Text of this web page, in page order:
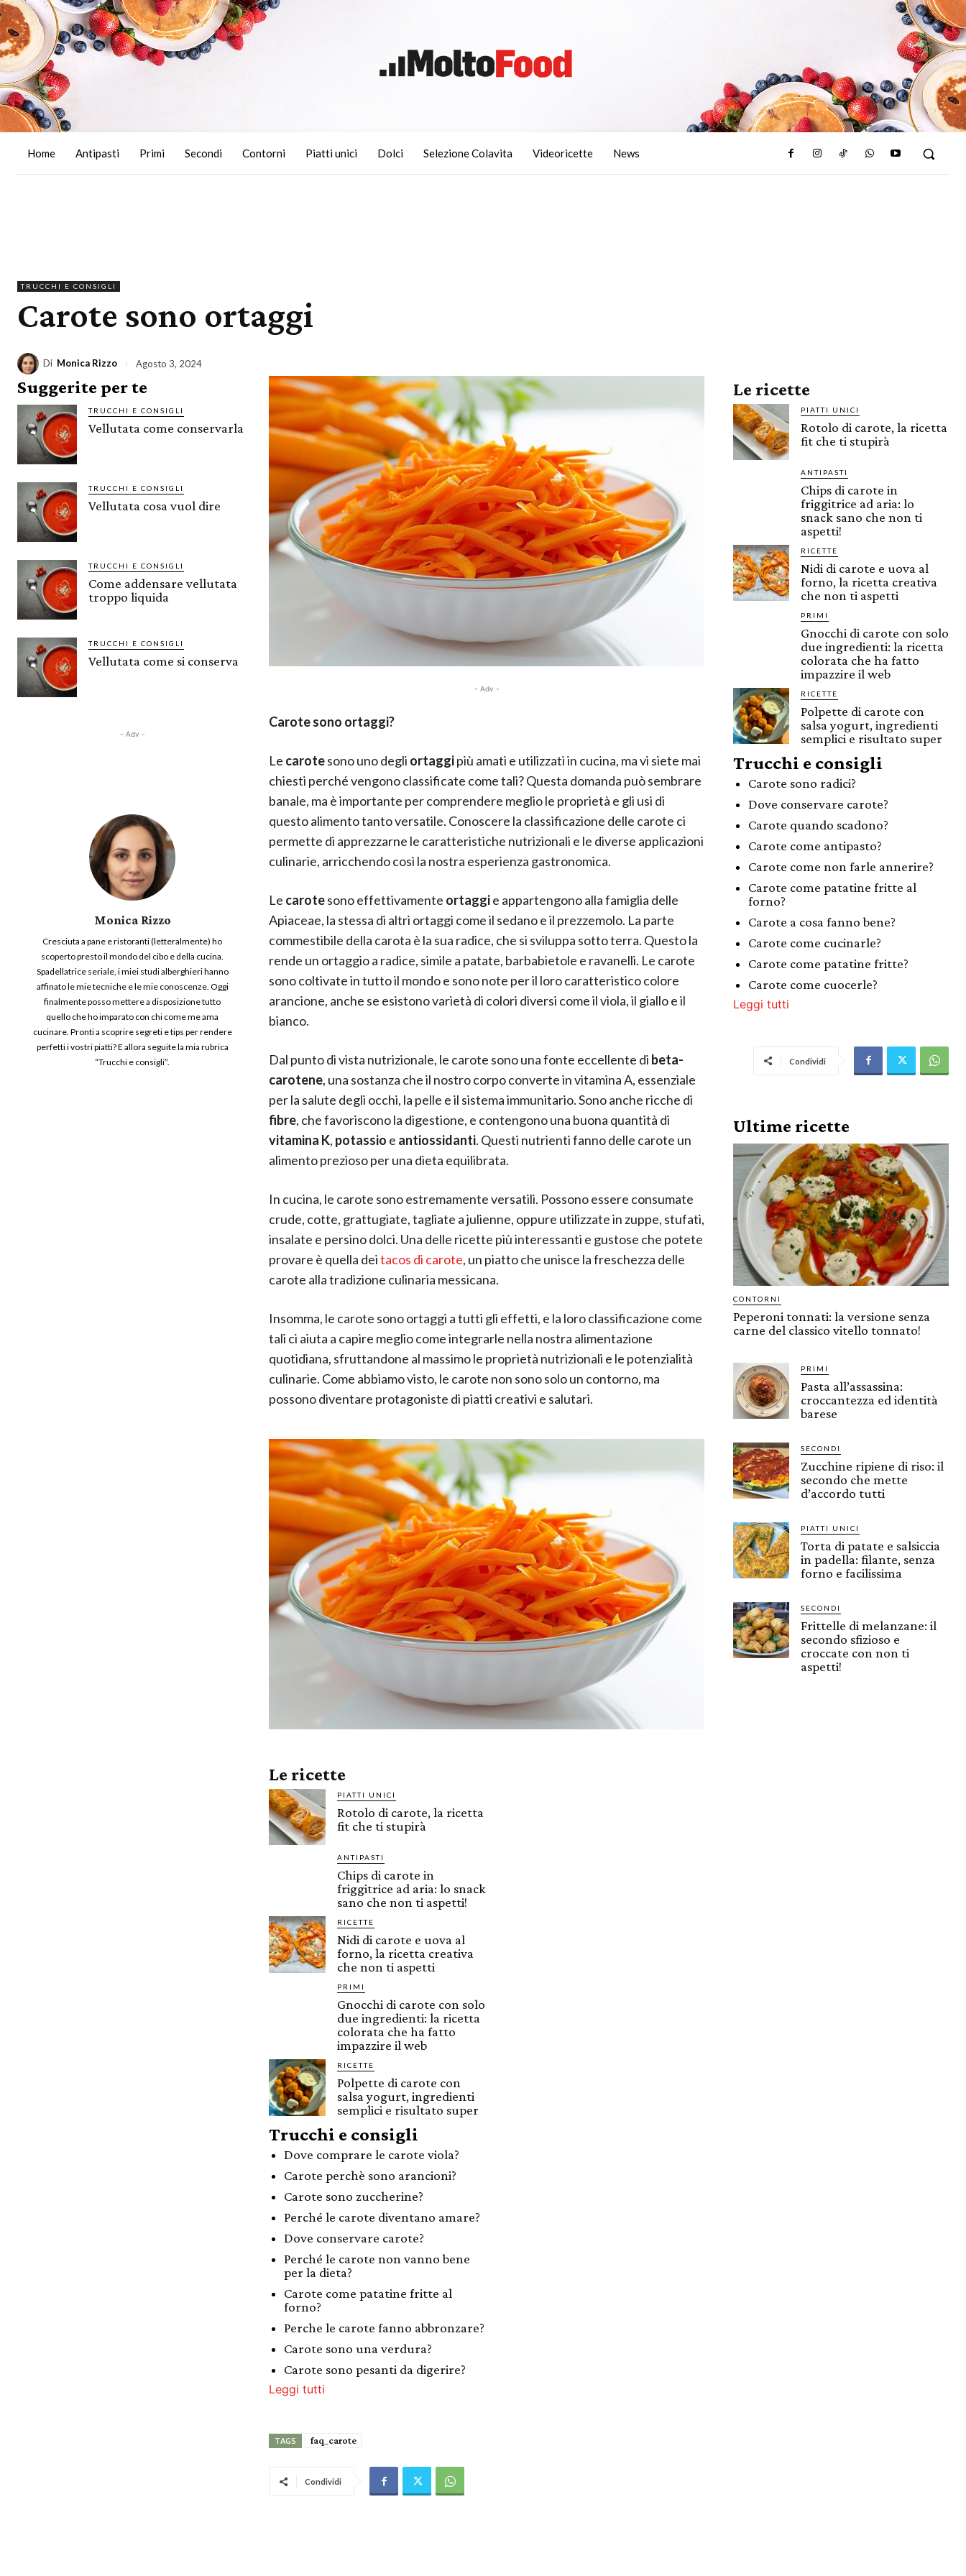
Home Antipasti Primi Secondi Contorni Piatti unici Dolci Selezione Colavita Videoricette News
TRUCCHI E CONSIGLI
Carote sono ortaggi
Di Monica Rizzo Agosto 3, 2024
Suggerite per te
TRUCCHI E CONSIGLI
Vellutata come conservarla
TRUCCHI E CONSIGLI
Vellutata cosa vuol dire
TRUCCHI E CONSIGLI
Come addensare vellutata
troppo liquida
TRUCCHI E CONSIGLI
Vellutata come si conserva
- Adv -
Monica Rizzo
Cresciuta a pane e ristoranti (letteralmente) ho
scoperto presto il mondo del cibo e della cucina.
Spadellatrice seriale, i miei studi alberghieri hanno
affinato le mie tecniche e le mie conoscenze. Oggi
finalmente posso mettere a disposizione tutto
quello che ho imparato con chi come me ama
cucinare. Pronti a scoprire segreti e tips per rendere
perfetti i vostri piatti? E allora seguite la mia rubrica
“Trucchi e consigli”.
- Adv -
Carote sono ortaggi?
Le carotesono uno degli ortaggipiù amati e utilizzati in cucina, ma vi siete mai
chiesti perché vengono classificate come tali? Questa domanda può sembrare
banale, ma è importante per comprendere meglio le proprietà e gli usi di
questo alimento tanto versatile. Conoscere la classificazione delle carote ci
permette di apprezzarne le caratteristiche nutrizionali e le diverse applicazioni
culinarie, arricchendo così la nostra esperienza gastronomica.
Le carotesono effettivamente ortaggie appartengono alla famiglia delle
Apiaceae, la stessa di altri ortaggi come il sedano e il prezzemolo. La parte
commestibile della carota è la sua radice, che si sviluppa sotto terra. Questo la
rende un ortaggio a radice, simile a patate, barbabietole e ravanelli. Le carote
sono coltivate in tutto il mondo e sono note per il loro caratteristico colore
arancione, anche se esistono varietà di colori diversi come il viola, il giallo e il
bianco.
Dal punto di vista nutrizionale, le carote sono una fonte eccellente di beta-
carotene, una sostanza che il nostro corpo converte in vitamina A, essenziale
per la salute degli occhi, la pelle e il sistema immunitario. Sono anche ricche di
fibre, che favoriscono la digestione, e contengono una buona quantità di
vitamina K, potassio e antiossidanti. Questi nutrienti fanno delle carote un
alimento prezioso per una dieta equilibrata.
In cucina, le carote sono estremamente versatili. Possono essere consumate
crude, cotte, grattugiate, tagliate a julienne, oppure utilizzate in zuppe, stufati,
insalate e persino dolci. Una delle ricette più interessanti e gustose che potete
provare è quella deitacos di carote, un piatto che unisce la freschezza delle
carote alla tradizione culinaria messicana.
Insomma, le carote sono ortaggi a tutti gli effetti, e la loro classificazione come
tali ci aiuta a capire meglio come integrarle nella nostra alimentazione
quotidiana, sfruttandone al massimo le proprietà nutrizionali e le potenzialità
culinarie. Come abbiamo visto, le carote non sono solo un contorno, ma
possono diventare protagoniste di piatti creativi e salutari.
Le ricette
PIATTI UNICI
Rotolo di carote, la ricetta
fit che ti stupirà
ANTIPASTI
Chips di carote in
friggitrice ad aria: lo snack
sano che non ti aspetti!
RICETTE
Nidi di carote e uova al
forno, la ricetta creativa
che non ti aspetti
PRIMI
Gnocchi di carote con solo
due ingredienti: la ricetta
colorata che ha fatto
impazzire il web
RICETTE
Polpette di carote con
salsa yogurt, ingredienti
semplici e risultato super
Trucchi e consigli
Dove comprare le carote viola?
Carote perchè sono arancioni?
Carote sono zuccherine?
Perché le carote diventano amare?
Dove conservare carote?
Perché le carote non vanno bene
per la dieta?
Carote come patatine fritte al
forno?
Perche le carote fanno abbronzare?
Carote sono una verdura?
Carote sono pesanti da digerire?
Leggi tutti
TAGS faq_carote
Condividi
Le ricette
PIATTI UNICI
Rotolo di carote, la ricetta
fit che ti stupirà
ANTIPASTI
Chips di carote in
friggitrice ad aria: lo
snack sano che non ti
aspetti!
RICETTE
Nidi di carote e uova al
forno, la ricetta creativa
che non ti aspetti
PRIMI
Gnocchi di carote con solo
due ingredienti: la ricetta
colorata che ha fatto
impazzire il web
RICETTE
Polpette di carote con
salsa yogurt, ingredienti
semplici e risultato super
Trucchi e consigli
Carote sono radici?
Dove conservare carote?
Carote quando scadono?
Carote come antipasto?
Carote come non farle annerire?
Carote come patatine fritte al
forno?
Carote a cosa fanno bene?
Carote come cucinarle?
Carote come patatine fritte?
Carote come cuocerle?
Leggi tutti
Condividi
Ultime ricette
CONTORNI
Peperoni tonnati: la versione senza
carne del classico vitello tonnato!
PRIMI
Pasta all’assassina:
croccantezza ed identità
barese
SECONDI
Zucchine ripiene di riso: il
secondo che mette
d’accordo tutti
PIATTI UNICI
Torta di patate e salsiccia
in padella: filante, senza
forno e facilissima
SECONDI
Frittelle di melanzane: il
secondo sfizioso e
croccate con non ti
aspetti!